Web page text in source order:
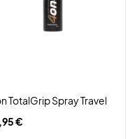
TotalGrip Spray Travel
€